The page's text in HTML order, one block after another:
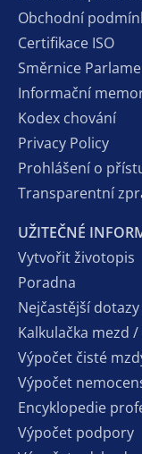
Obchodní
Certifikace ISO
Směrnice
Informační
Kodex chování
Privacy Policy
Prohlášení o
Transparentní
UŽITEČNÉ
Vytvořit životopis
Poradna
Nejčastější
Kalkulačka mezd
Výpočet čisté
Výpočet
Encyklopedie
Výpočet podpory